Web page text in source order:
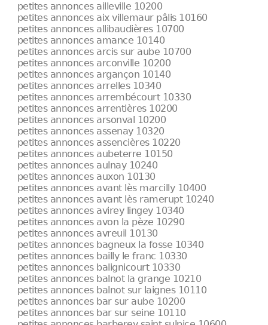
petites annonces ailleville 10200
petites annonces aix villemaur pâlis 10160
petites annonces allibaudières 10700
petites annonces amance 10140
petites annonces arcis sur aube 10700
petites annonces arconville 10200
petites annonces argançon 10140
petites annonces arrelles 10340
petites annonces arrembécourt 10330
petites annonces arrentières 10200
petites annonces arsonval 10200
petites annonces assenay 10320
petites annonces assencières 10220
petites annonces aubeterre 10150
petites annonces aulnay 10240
petites annonces auxon 10130
petites annonces avant lès marcilly 10400
petites annonces avant lès ramerupt 10240
petites annonces avirey lingey 10340
petites annonces avon la pèze 10290
petites annonces avreuil 10130
petites annonces bagneux la fosse 10340
petites annonces bailly le franc 10330
petites annonces balignicourt 10330
petites annonces balnot la grange 10210
petites annonces balnot sur laignes 10110
petites annonces bar sur aube 10200
petites annonces bar sur seine 10110